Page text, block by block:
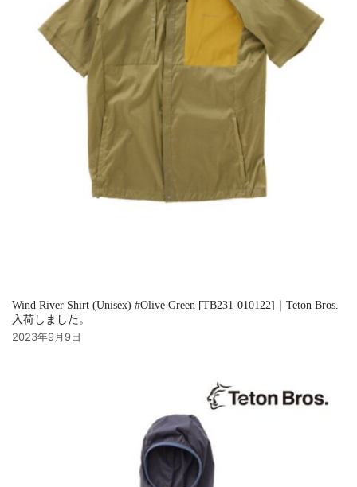
Wind River Shirt (Unisex) #Olive Green [TB231-010122]｜Teton Bros.
入荷しました。
2023年9月9日